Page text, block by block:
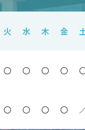
火 水 木 金
〇 〇 〇 〇
〇 〇 〇 〇